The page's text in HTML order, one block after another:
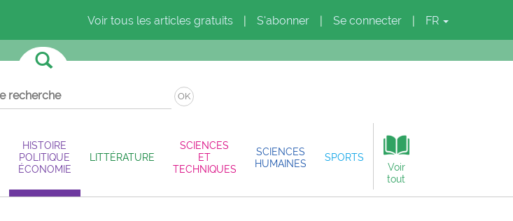
Voir tous les articles gratuits S'abonner Se connecter FR
OK
HISTOIRE
POLITIQUE
ÉCONOMIE
LITTÉRATURE
SCIENCES
ET
TECHNIQUES
SCIENCES
HUMAINES
SPORTS
Voir
tout